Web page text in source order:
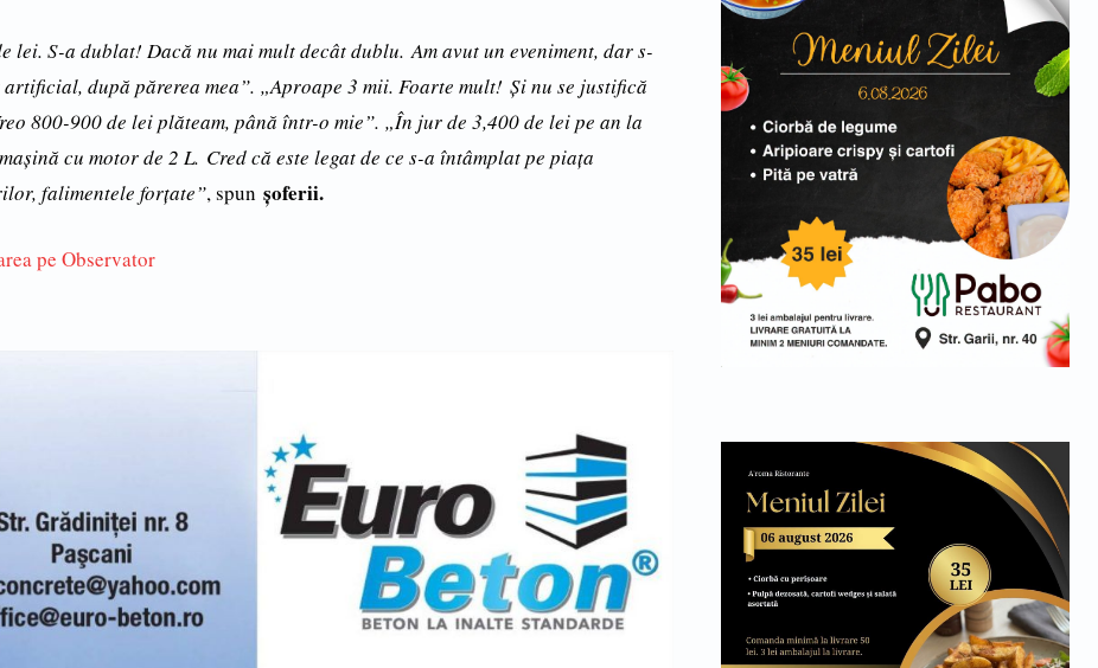
lei. S-a dublat! Dacă nu mai mult decât dublu. Am avut un eveniment, dar s-
după părerea mea”. „Aproape 3 mii. Foarte mult! Şi nu se justifică
800-900 de lei plăteam, până într-o mie”. „În jur de 3,400 de lei pe an la
cu motor de 2 L. Cred că este legat de ce s-a întâmplat pe piaţa
falimentele forţate”, spun şoferii.
pe Observator